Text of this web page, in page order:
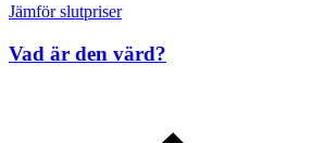
Jämför slutpriser
Vad är den värd?